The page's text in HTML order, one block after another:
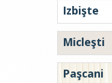
Izbişte
Micleşti
Paşcani